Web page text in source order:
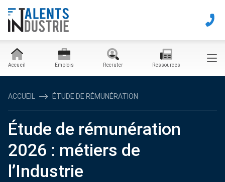
Accueil Emplois Recruter Ressources
ACCUEIL ÉTUDE DE RÉMUNÉRATION
Étude de rémunération
2026 : métiers de
l’Industrie